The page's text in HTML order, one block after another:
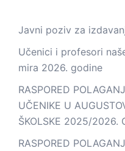
Javni poziv za
Učenici i profesori
mira 2026. godine
RASPORED
UČENIKE U
ŠKOLSKE 2025/2026.
RASPORED